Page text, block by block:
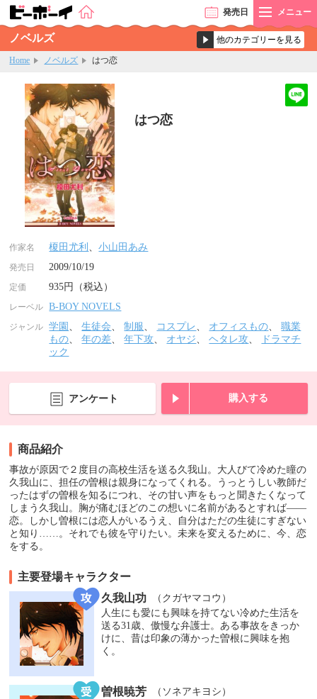
発売日 メニュー
ノベルズ
Home ノベルズ はつ恋
はつ恋
作家名 榎田尤利 、小山田あみ
発売日 2009/10/19
定価 935円（税込）
レーベル B-BOY NOVELS
ジャンル 学園 、生徒会、制服、 コスプレ 、 オフィスもの、職業
もの、年の差、年下攻、 オヤジ、ヘタレ攻、
ドラマチ
ック
アンケート 購入する
商品紹介
事故が原因で２度目の高校生活を送る久我山。大人びて冷めた瞳の
久我山に、担任の曽根は親身になってくれる。うっとうしい教師だ
ったはずの曽根を知るにつれ、その甘い声をもっと聞きたくなって
しまう久我山。胸が痛むほどのこの想いに名前があるとすれば――
恋。しかし曽根には恋人がいるうえ、自分はただの生徒にすぎない
と知り……。それでも彼を守りたい。未来を変えるために、今、恋
をする。
主要登場キャラクター
久我山功
（クガヤマコウ）
人生にも愛にも興味を持てない冷めた生活を
送る31歳、傲慢な弁護士。ある事故をきっか
けに、昔は印象の薄かった曽根に興味を抱
く。
曽根暁芳
（ソネアキヨシ）